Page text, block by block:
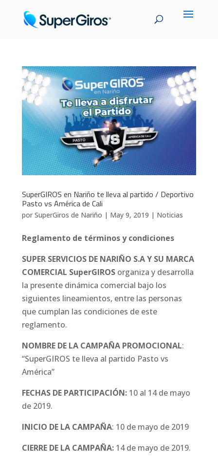
SuperGIROS en Nariño te lleva al partido / Deportivo
Pasto vs América de Cali
por SuperGiros de Nariño | May 9, 2019 | Noticias
Reglamento de términos y condiciones
SUPER SERVICIOS DE NARIÑO S.A Y SU MARCA
COMERCIAL SuperGIROSorganiza y desarrolla
la presente dinámica comercial bajo los
siguientes lineamientos, entre las personas
que cumplan las condiciones de este
reglamento.
NOMBRE DE LA CAMPAÑA PROMOCIONAL:
“SuperGIROS te lleva al partido Pasto vs
América”
FECHAS DE PARTICIPACIÓN: 10 al 14 de mayo
de 2019.
INICIO DE LA CAMPAÑA: 10 de mayo de 2019
CIERRE DE LA CAMPAÑA: 14 de mayo de 2019.